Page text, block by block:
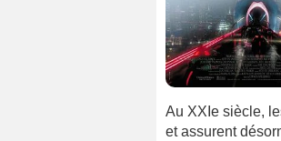
Au XXIe siècle,
et assurent